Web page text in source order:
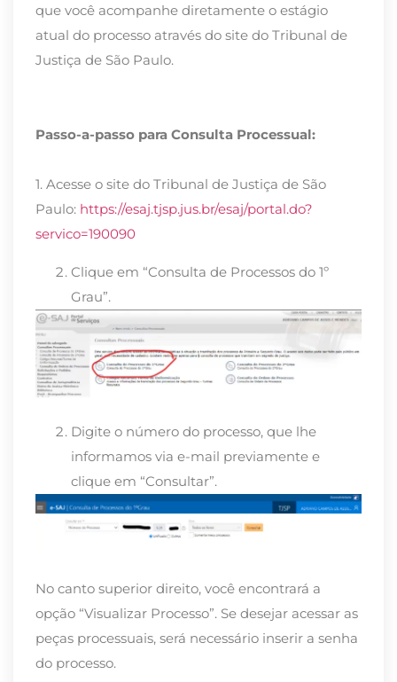
que você acompanhe diretamente o estágio
atual do processo através do site do Tribunal de
Justiça de São Paulo.
Passo-a-passo para Consulta Processual:
1. Acesse o site do Tribunal de Justiça de São
Paulo: https://esaj.tjsp.jus.br/esaj/portal.do?
servico=190090
Clique em “Consulta de Processos do 1º
Grau”.
Digite o número do processo, que lhe
informamos via e-mail previamente e
clique em “Consultar”.
No canto superior direito, você encontrará a
opção “Visualizar Processo”. Se desejar acessar as
peças processuais, será necessário inserir a senha
do processo.